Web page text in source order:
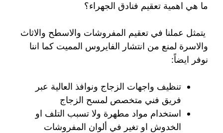
ما هي اهمية تعقيم فنادق الجهراء؟
يتمثل عملنا في تعقيم المفروشات والاسطح والاثاث
والاسرة لمنع من انتشار الفايروس المميت كما اننا
نوفر ايضاً:
تنظيف واجهات الزجاج ونوافذ العالية عبر
فريق فني متخصص لمسح الزجاج
استخدام مواد مطهرة ولا تسبب التلف او
الخدوش او تغير في ألوان المفروشات